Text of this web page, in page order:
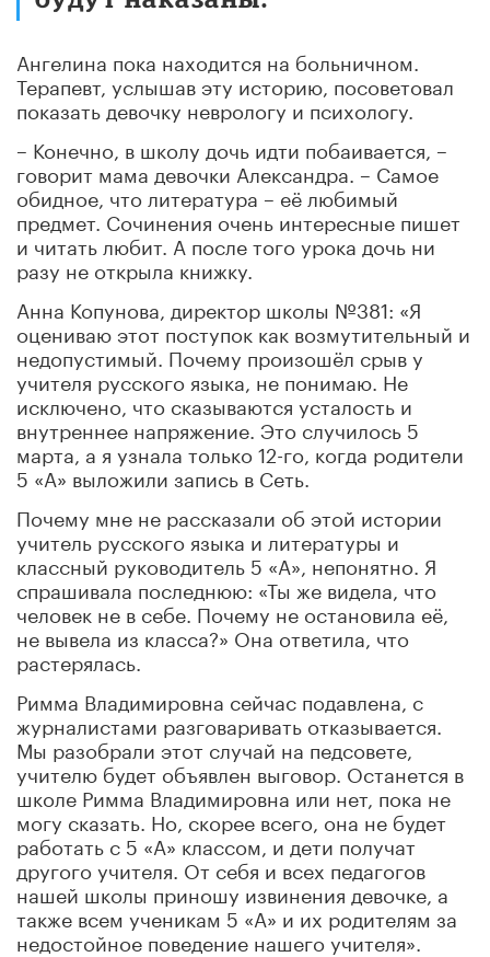
Ангелина пока находится на больничном.
Терапевт, услышав эту историю, посоветовал
показать девочку неврологу и психологу.
– Конечно, в школу дочь идти побаивается, –
говорит мама девочки Александра. – Самое
обидное, что литература – её любимый
предмет. Сочинения очень интересные пишет
и читать любит. А после того урока дочь ни
разу не открыла книжку.
Анна Копунова, директор школы №381: «Я
оцениваю этот поступок как возмутительный и
недопустимый. Почему произошёл срыв у
учителя русского языка, не понимаю. Не
исключено, что сказываются усталость и
внутреннее напряжение. Это случилось 5
марта, а я узнала только 12-го, когда родители
5 «А» выложили запись в Сеть.
Почему мне не рассказали об этой истории
учитель русского языка и литературы и
классный руководитель 5 «А», непонятно. Я
спрашивала последнюю: «Ты же видела, что
человек не в себе. Почему не остановила её,
не вывела из класса?» Она ответила, что
растерялась.
Римма Владимировна сейчас подавлена, с
журналистами разговаривать отказывается.
Мы разобрали этот случай на педсовете,
учителю будет объявлен выговор. Останется в
школе Римма Владимировна или нет, пока не
могу сказать. Но, скорее всего, она не будет
работать с 5 «А» классом, и дети получат
другого учителя. От себя и всех педагогов
нашей школы приношу извинения девочке, а
также всем ученикам 5 «А» и их родителям за
недостойное поведение нашего учителя».